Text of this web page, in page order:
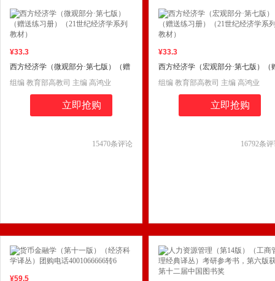
¥33.3
西方经济学（微观部分·第七版）（赠
送练习册）（21世纪经济学系列教
15470条评论
组编 教育部高教司 主编 高鸿业
立即抢购
¥33.3
西方经济学（宏观部分·第七版）（
送练习册）（21世纪经济学系列教
16792条
组编 教育部高教司 主编 高鸿业
立即抢购
¥59.5